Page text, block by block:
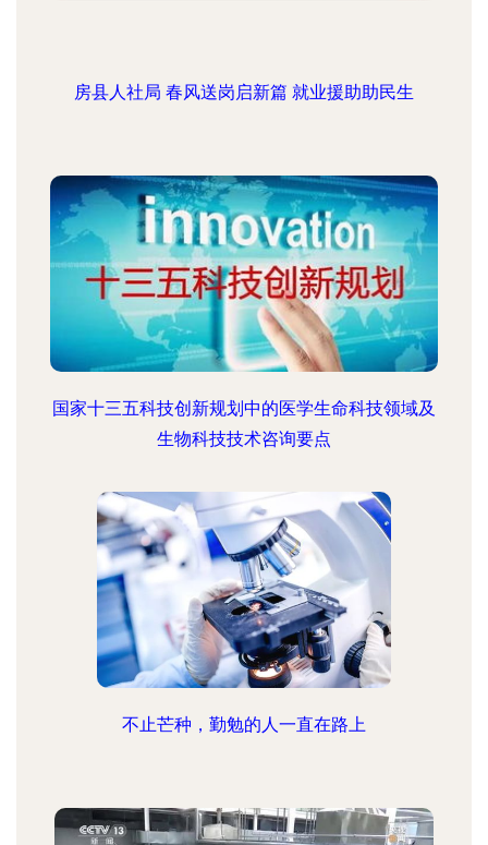
房县人社局 春风送岗启新篇 就业援助助民生
国家十三五科技创新规划中的医学生命科技领域及
生物科技技术咨询要点
不止芒种，勤勉的人一直在路上